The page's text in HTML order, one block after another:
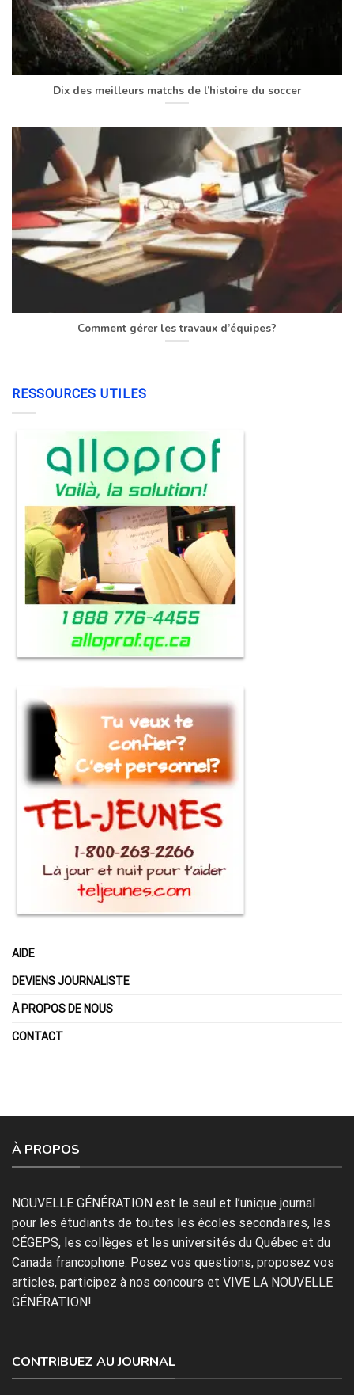
Dix des meilleurs matchs de l’histoire du soccer
Comment gérer les travaux d’équipes?
RESSOURCES UTILES
AIDE
DEVIENS JOURNALISTE
À PROPOS DE NOUS
CONTACT
À PROPOS
NOUVELLE GÉNÉRATION est le seul et l’unique journal
pour les étudiants de toutes les écoles secondaires, les
CÉGEPS, les collèges et les universités du Québec et du
Canada francophone. Posez vos questions, proposez vos
articles, participez à nos concours et VIVE LA NOUVELLE
GÉNÉRATION!
CONTRIBUEZ AU JOURNAL